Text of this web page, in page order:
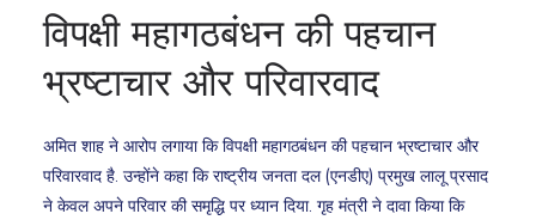
विपक्षी महागठबंधन की पहचान
भ्रष्टाचार और परिवारवाद
अमित शाह ने आरोप लगाया कि विपक्षी महागठबंधन की पहचान भ्रष्टाचार और
परिवारवाद है. उन्होंने कहा कि राष्ट्रीय जनता दल (एनडीए) प्रमुख लालू प्रसाद
ने केवल अपने परिवार की समृद्धि पर ध्यान दिया. गृह मंत्री ने दावा किया कि